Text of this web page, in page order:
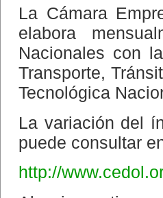
La Cámara
elabora
Nacionales con
Transporte,
Tecnológica
La variación del
puede consultar
http://